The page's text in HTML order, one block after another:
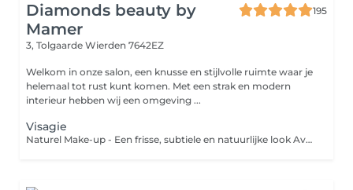
Diamonds beauty by
Mamer
195
3, Tolgaarde Wierden 7642EZ
Welkom in onze salon, een knusse en stijlvolle ruimte waar je
helemaal tot rust kunt komen. Met een strak en modern
interieur hebben wij een omgeving ...
Visagie
Naturel Make-up - Een frisse, subtiele en natuurlijke look Avond Make-up -Intensere, meer opvallende make-up voor de avond. Glamour Make-up -Een look gericht op maximale uitstraling, vaak met shimmer, glitter Bruids Make-up -is een make-up look die is afgestemd op de bruid haar wensen en voorkeuren, er kan ook een proefsessie worden aangevraagd, zodat we samen de perfecte look kunnen creëren voor jou speciale dag Elke behandeling kan ook op locatie, bij u thuis, worden uitgevoerd tegen een meerprijs.